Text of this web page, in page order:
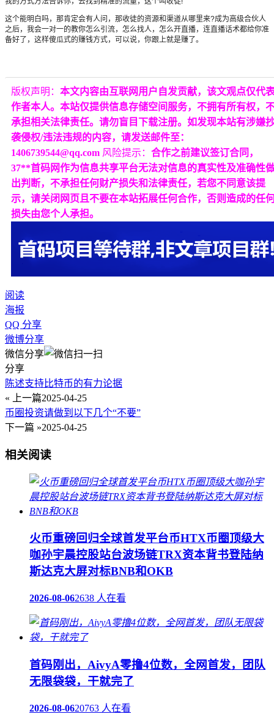
这个能明白吗，那肯定会有人问，那收徒的资源和渠道从哪里来?成为高级合伙人
之后，我会一对一的教你怎么引流，怎么找人，怎么开直播，连直播话术都给你准
备好了，这样傻瓜式的赚钱方式，可以说，你跟上就是赚了。
版权声明： 本文内容由互联网用户自发贡献，该文观点仅代
作者本人。本站仅提供信息存储空间服务，不拥有所有权，
承担相关法律责任。请勿盲目下载注册。如发现本站有涉嫌
袭侵权/违法违规的内容，请发送邮件至：
1406739544@qq.com 风险提示： 合作之前建议签订合同，
37**首码网作为信息共享平台无法对信息的真实性及准确性
出判断，不承担任何财产损失和法律责任，若您不同意该提
示，请关闭网页且不要在本站拓展任何合作，否则造成的任
损失由您个人承担。
阅读
海报
QQ 分享
微博分享
微信分享
分享
陈述支持比特币的有力论据
« 上一篇2025-04-25
币圈投资请做到以下几个“不要”
下一篇 »2025-04-25
相关阅读
火币重磅回归全球首发平台币HTX币圈顶级大
咖孙宇晨控股站台波场链TRX资本背书登陆纳
斯达克大屏对标BNB和OKB
2026-08-062638 人在看
首码刚出，AivyA零撸4位数，全网首发，团队
无限袋袋，干就完了
2026-08-0620763 人在看